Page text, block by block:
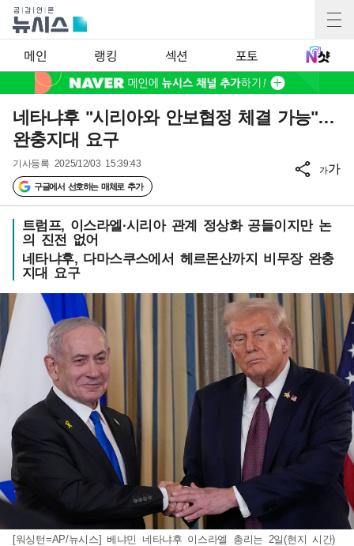
메인 랭킹 섹션 포토
네타냐후 "시리아와 안보협정 체결 가능"…
완충지대 요구
기사등록 2025/12/03 15:39:43
구글에서 선호하는 매체로 추가
가가
트럼프, 이스라엘·시리아 관계 정상화 공들이지만 논
의 진전 없어
네타냐후, 다마스쿠스에서 헤르몬산까지 비무장 완충
지대 요구
[워싱턴=AP/뉴시스] 베냐민 네타냐후 이스라엘 총리는 2일(현지 시간)